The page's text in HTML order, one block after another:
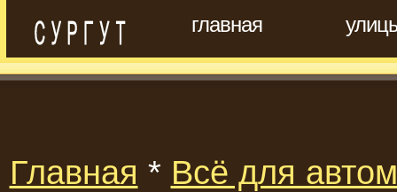
главная
Главная * Всё для